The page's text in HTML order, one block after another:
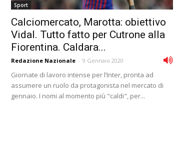
Sport
Calciomercato, Marotta: obiettivo
Vidal. Tutto fatto per Cutrone alla
Fiorentina. Caldara...
Redazione Nazionale - 9 Gennaio 2020
Giornate di lavoro intense per l’Inter, pronta ad
assumere un ruolo da protagonista nel mercato di
gennaio. I nomi al momento più "caldi", per...